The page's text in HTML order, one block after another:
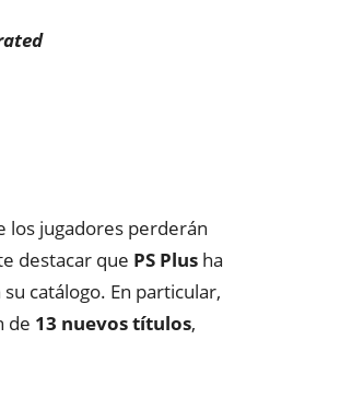
los jugadores perderán
destacar que PS Plus ha
catálogo. En particular,
de 13 nuevos títulos,